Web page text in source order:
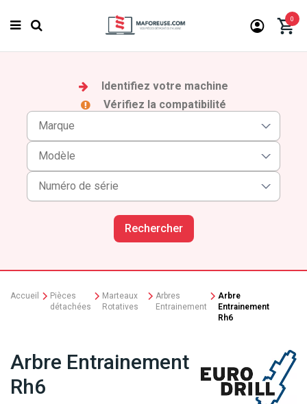
0
Identifiez votre machine
Vérifiez la compatibilité
Rechercher
Accueil
Pièces
détachées
Marteaux
Rotatives
Arbres
Entrainement
Arbre
Entrainement
Rh6
Arbre Entrainement
Rh6